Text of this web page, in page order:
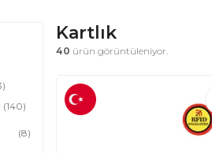
(140)
(8)
Kartlık
40 ürün görüntüleniyor.